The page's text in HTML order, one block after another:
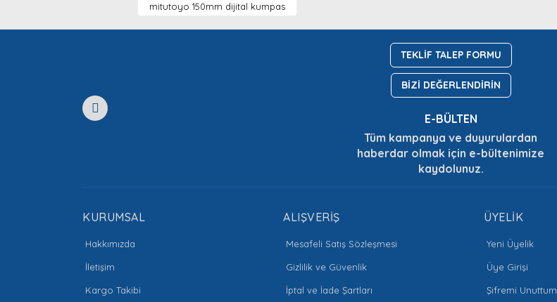
Gönder
mitutoyo 150mm dijital kumpas
TEKLİF TALEP FORMU
BİZİ DEĞERLENDİRİN
E-BÜLTEN
Tüm kampanya ve duyurulardan
haberdar olmak için e-bültenimize
kaydolunuz.
KURUMSAL
Hakkımızda
İletişim
Kargo Takibi
ALIŞVERİŞ
Mesafeli Satış Sözleşmesi
Gizlilik ve Güvenlik
İptal ve İade Şartları
ÜYELİK
Yeni Üyelik
Üye Girişi
Şifremi Unuttum